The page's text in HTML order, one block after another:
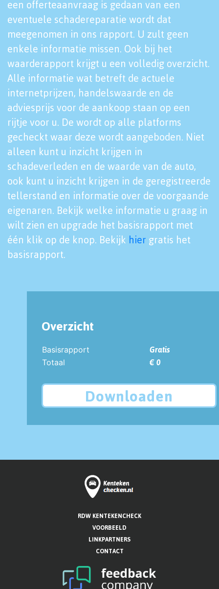
een offerteaanvraag is gedaan van een
eventuele schadereparatie wordt dat
meegenomen in ons rapport. U zult geen
enkele informatie missen. Ook bij het
waarderapport krijgt u een volledig overzicht.
Alle informatie wat betreft de actuele
internetprijzen, handelswaarde en de
adviesprijs voor de aankoop staan op een
rijtje voor u. De wordt op alle platforms
gecheckt waar deze wordt aangeboden. Niet
alleen kunt u inzicht krijgen in
schadeverleden en de waarde van de auto,
ook kunt u inzicht krijgen in de geregistreerde
tellerstand en informatie over de voorgaande
eigenaren. Bekijk welke informatie u graag in
wilt zien en upgrade het basisrapport met
één klik op de knop. Bekijk hier gratis het
basisrapport.
Overzicht
Basisrapport
Gratis
Totaal
€ 0
Downloaden
RDW KENTEKENCHECK
VOORBEELD
LINKPARTNERS
CONTACT